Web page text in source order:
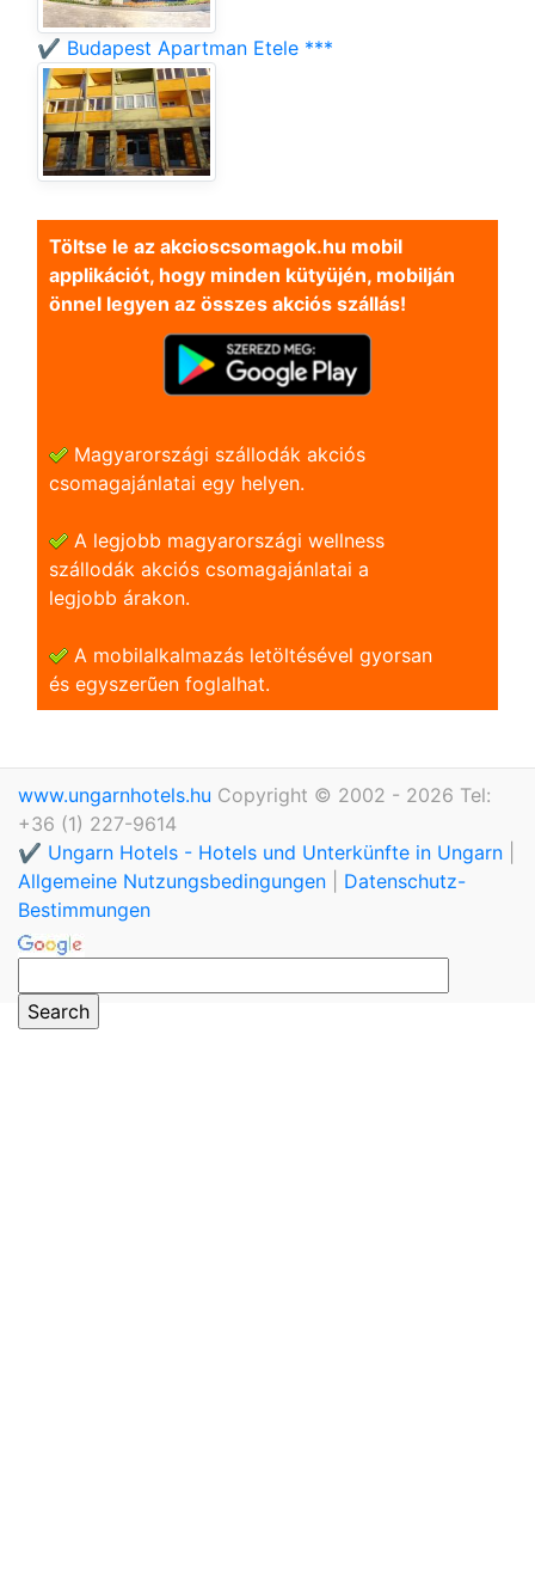
✔️ Budapest Apartman Etele ***
Töltse le az akcioscsomagok.hu mobil
applikációt, hogy minden kütyüjén, mobilján
önnel legyen az összes akciós szállás!
Magyarországi szállodák akciós
csomagajánlatai egy helyen.
A legjobb magyarországi wellness
szállodák akciós csomagajánlatai a
legjobb árakon.
A mobilalkalmazás letöltésével gyorsan
és egyszerũen foglalhat.
www.ungarnhotels.hu Copyright © 2002 - 2026 Tel:
+36 (1) 227-9614
✔️ Ungarn Hotels - Hotels und Unterkünfte in Ungarn
Allgemeine Nutzungsbedingungen
Datenschutz-
Bestimmungen